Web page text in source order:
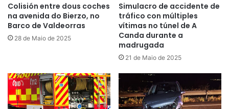
Colisión entre dous coches
na avenida do Bierzo, no
Barco de Valdeorras
28 de Maio de 2025
Simulacro de accidente de
tráfico con múltiples
vítimas no túnel de A
Canda durante a
madrugada
21 de Maio de 2025